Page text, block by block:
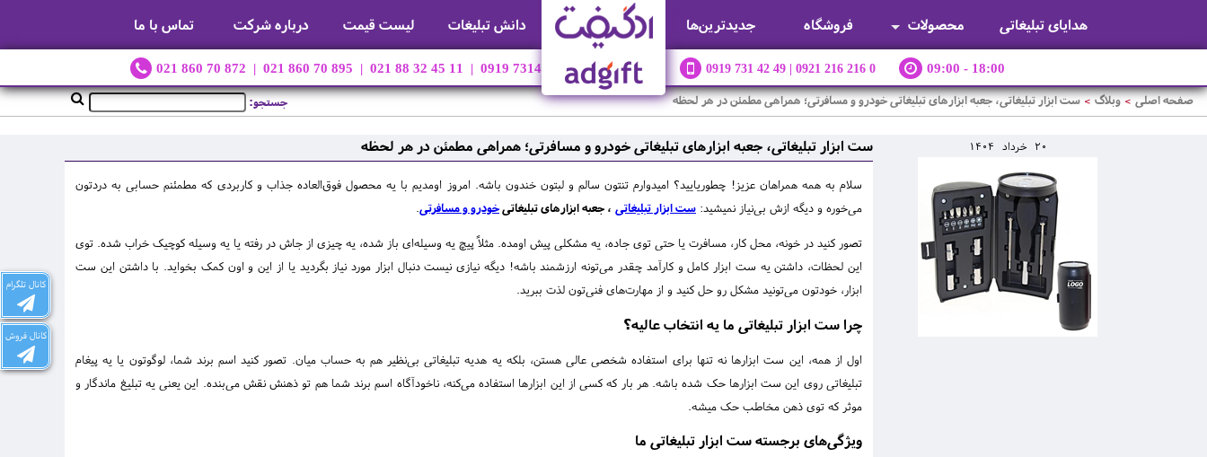
هدایای تبلیغاتی محصولات فروشگاه جديدترين‌ها دانش تبلیغات لیست قیمت درباره شرکت تماس با ما
021 860 70 872 | 021 860 70 895 | 021 88 32 45 11 | 0919 7314249 09:00 - 18:00
0919 731 42 49 | 0921 216 216 0
کانال تلگرام
کانال فروش
جستجو: صفحه اصلی > وبلاگ > ست ابزار تبلیغاتی، جعبه ابزارهای تبلیغاتی خودرو و مسافرتی؛ همراهی مطمئن در هر لحظه
20 خرداد 1404 ست ابزار تبلیغاتی، جعبه ابزارهای تبلیغاتی خودرو و مسافرتی؛ همراهی مطمئن در هر لحظه
سلام به همه همراهان عزیز! چطوریایید؟ امیدوارم تنتون سالم و لبتون خندون باشه. امروز اومدیم با یه محصول فوق‌العاده جذاب و کاربردی که مطمئنم حسابی به دردتون
می‌خوره و دیگه ازش بی‌نیاز نمیشید: ست ابزار تبلیغاتی ، جعبه ابزارهای تبلیغاتیخودرو و مسافرتی.
تصور کنید در خونه، محل کار، مسافرت یا حتی توی جاده، یه مشکلی پیش اومده. مثلاً پیچ یه وسیله‌ای باز شده، یه چیزی از جاش در رفته یا یه وسیله کوچیک خراب شده. توی
این لحظات، داشتن یه ست ابزار کامل و کارآمد چقدر می‌تونه ارزشمند باشه! دیگه نیازی نیست دنبال ابزار مورد نیاز بگردید یا از این و اون کمک بخواید. با داشتن این ست
ابزار، خودتون می‌تونید مشکل رو حل کنید و از مهارت‌های فنی‌تون لذت ببرید.
چرا ست ابزار تبلیغاتی ما یه انتخاب عالیه؟
اول از همه، این ست ابزارها نه تنها برای استفاده شخصی عالی هستن، بلکه یه هدیه تبلیغاتی بی‌نظیر هم به حساب میان. تصور کنید اسم برند شما، لوگوتون یا یه پیغام
تبلیغاتی روی این ست ابزارها حک شده باشه. هر بار که کسی از این ابزارها استفاده می‌کنه، ناخودآگاه اسم برند شما هم تو ذهنش نقش می‌بنده. این یعنی یه تبلیغ ماندگار و
موثر که توی ذهن مخاطب حک میشه.
ویژگی‌های برجسته ست ابزار تبلیغاتی ما